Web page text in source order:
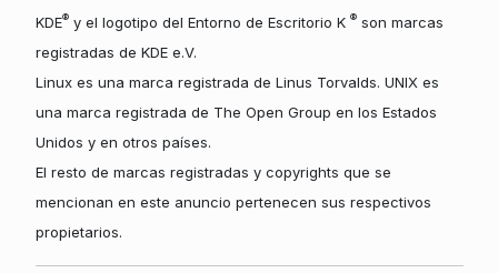
KDE®y el logotipo del Entorno de Escritorio K ®son marcas
registradas de KDE e.V.
Linux es una marca registrada de Linus Torvalds. UNIX es
una marca registrada de The Open Group en los Estados
Unidos y en otros países.
El resto de marcas registradas y copyrights que se
mencionan en este anuncio pertenecen sus respectivos
propietarios.